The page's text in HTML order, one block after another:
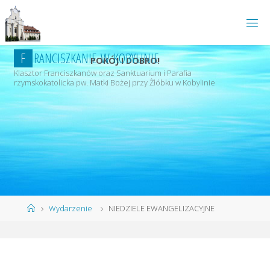
Przejdź
do
treści
F RANCISZKANIE W KOBYLINIE
Klasztor Franciszkanów oraz Sanktuarium i Parafia
rzymskokatolicka pw. Matki Bożej przy Żłóbku w Kobylinie
POKÓJ I DOBRO!
StronaWydarzenie NIEDZIELE EWANGELIZACYJNE